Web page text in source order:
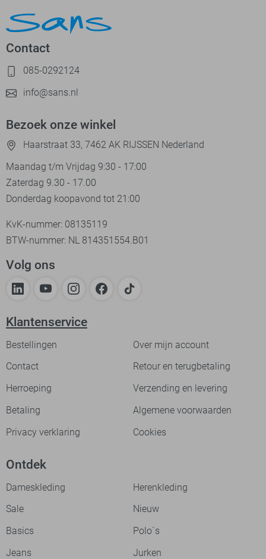
Contact
085-0292124
info@sans.nl
Bezoek onze winkel
Haarstraat 33, 7462 AK RIJSSEN Nederland
Maandag t/m Vrijdag 9:30 - 17:00
Zaterdag 9.30 - 17.00
Donderdag koopavond tot 21:00
KvK-nummer: 08135119
BTW-nummer: NL 814351554.B01
Volg ons
Klantenservice
Bestellingen
Over mijn account
Contact
Retour en terugbetaling
Herroeping
Verzending en levering
Betaling
Algemene voorwaarden
Privacy verklaring
Cookies
Ontdek
Dameskleding
Herenkleding
Sale
Nieuw
Basics
Polo`s
Jeans
Jurken